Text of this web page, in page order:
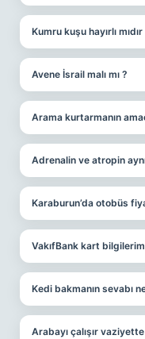
Kumru kuşu hayırlı mıdır
Avene İsrail malı mı ?
Arama kurtarmanın
Adrenalin ve atropin aynı
Karaburun’da otobüs
VakıfBank kart
Kedi bakmanın sevabı
Arabayı çalışır